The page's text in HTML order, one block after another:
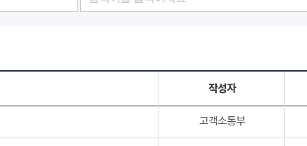
작성자
고객소통부